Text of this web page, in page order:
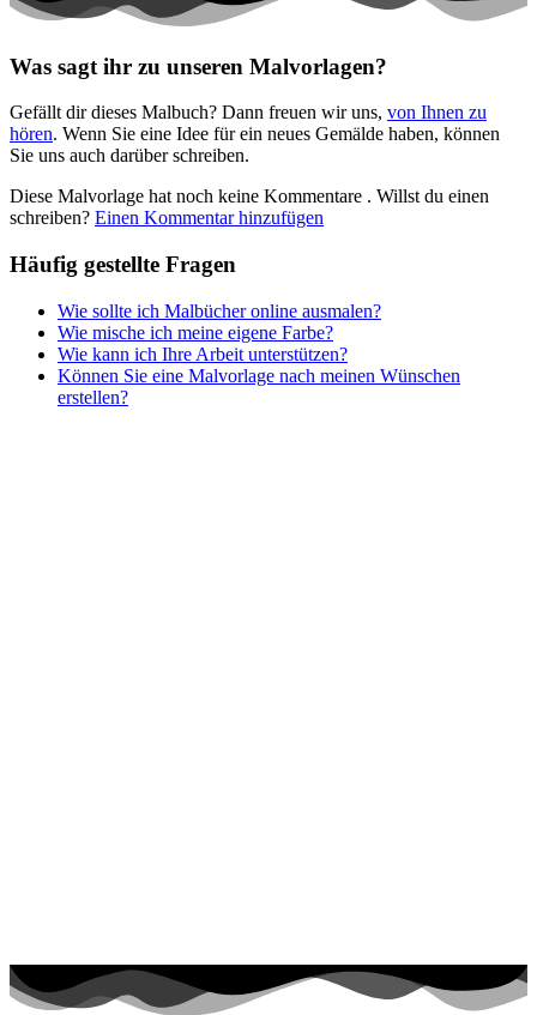
Nezaradené
Unkategorisiert
Was sagt ihr zu unseren Malvorlagen?
Gefällt dir dieses Malbuch? Dann freuen wir uns, von Ihnen zu
hören. Wenn Sie eine Idee für ein neues Gemälde haben, können
Sie uns auch darüber schreiben.
Diese Malvorlage hat noch keine Kommentare . Willst du einen
schreiben? Einen Kommentar hinzufügen
Häufig gestellte Fragen
Wie sollte ich Malbücher online ausmalen?
Wie mische ich meine eigene Farbe?
Wie kann ich Ihre Arbeit unterstützen?
Können Sie eine Malvorlage nach meinen Wünschen
erstellen?